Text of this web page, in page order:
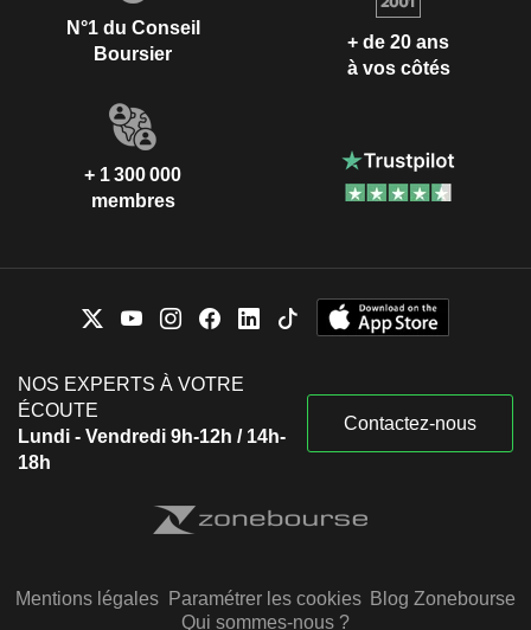
N°1 du Conseil
Boursier
+ de 20 ans
à vos côtés
+ 1 300 000
membres
NOS EXPERTS À VOTRE
ÉCOUTE
Lundi - Vendredi 9h-12h / 14h-
18h
Contactez-nous
Mentions légales Paramétrer les cookies Blog Zonebourse
Qui sommes-nous ?